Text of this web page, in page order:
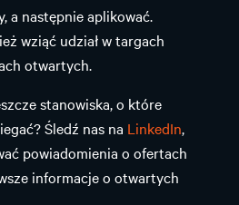
a następnie aplikować.
wziąć udział w targach
otwartych.
stanowiska, o które
Śledź nas na LinkedIn,
powiadomienia o ofertach
informacje o otwartych